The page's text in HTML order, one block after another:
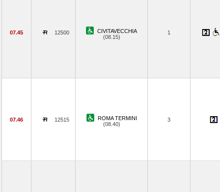
07.45 12500
CIVITAVECCHIA
(08.15)
1
07.46 12515
ROMA TERMINI
(08.40)
3